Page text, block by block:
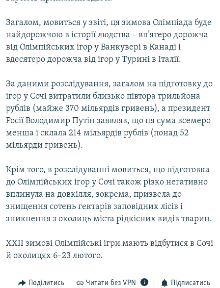
Загалом, мовиться у звіті, ця зимова Олімпіада буде
найдорожчою в історії людства – вп’ятеро дорожча
від Олімпійських ігор у Ванкувері в Канаді і
вдесятеро дорожча від ігор у Турині в Італії.
За даними розслідування, загалом на підготовку до
ігор у Сочі витратили близько півтора трильйона
рублів (майже 370 мільярдів гривень), а президент
Росії Володимир Путін заявляв, що ця сума всемеро
менша і склала 214 мільярдів рублів (понад 52
мільярди гривень).
Крім того, в розслідуванні мовиться, що підготовка
до Олімпійських ігор у Сочі також різко негативно
вплинула на довкілля, зокрема, призвела до
знищення сотень гектарів заповідних лісів і
зникнення з околиць міста рідкісних видів тварин.
XXII зимові Олімпійські ігри мають відбутися в Сочі
й околицях 6–23 лютого.
Поділитись Читати без VPN Підписатись